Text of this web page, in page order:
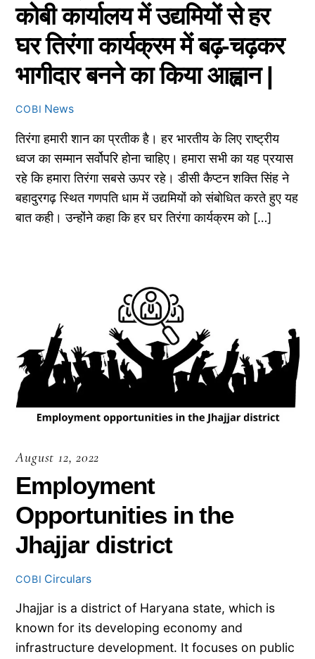
कोबी कार्यालय में उद्यमियों से हर
घर तिरंगा कार्यक्रम में बढ़-चढ़कर
भागीदार बनने का किया आह्वान |
COBI News
तिरंगा हमारी शान का प्रतीक है। हर भारतीय के लिए राष्ट्रीय
ध्वज का सम्मान सर्वोपरि होना चाहिए। हमारा सभी का यह प्रयास
रहे कि हमारा तिरंगा सबसे ऊपर रहे। डीसी कैप्टन शक्ति सिंह ने
बहादुरगढ़ स्थित गणपति धाम में उद्यमियों को संबोधित करते हुए यह
बात कही। उन्होंने कहा कि हर घर तिरंगा कार्यक्रम को […]
August 12, 2022
Employment
Opportunities in the
Jhajjar district
COBI Circulars
Jhajjar is a district of Haryana state, which is
known for its developing economy and
infrastructure development. It focuses on public